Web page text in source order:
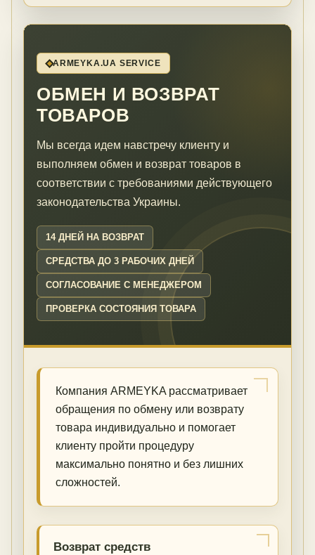
ARMEYKA.UA SERVICE
ОБМЕН И ВОЗВРАТ
ТОВАРОВ
Мы всегда идем навстречу клиенту и
выполняем обмен и возврат товаров в
соответствии с требованиями действующего
законодательства Украины.
14 ДНЕЙ НА ВОЗВРАТ
СРЕДСТВА ДО 3 РАБОЧИХ ДНЕЙ
СОГЛАСОВАНИЕ С МЕНЕДЖЕРОМ
ПРОВЕРКА СОСТОЯНИЯ ТОВАРА
Компания ARMEYKA рассматривает
обращения по обмену или возврату
товара индивидуально и помогает
клиенту пройти процедуру
максимально понятно и без лишних
сложностей.
Возврат средств